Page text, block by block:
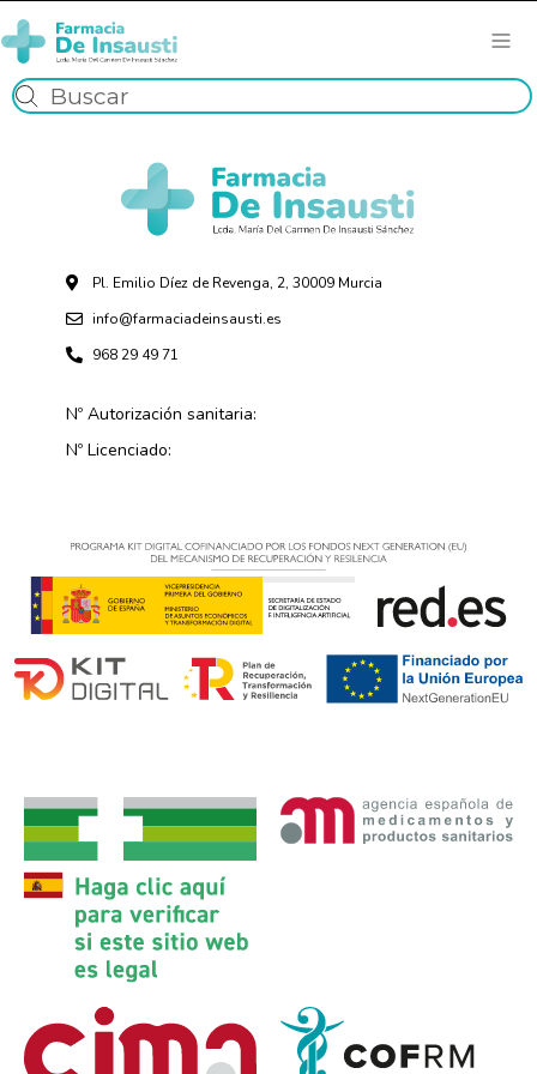
Pl. Emilio Díez de Revenga, 2, 30009 Murcia
info@farmaciadeinsausti.es
968 29 49 71
Nº Autorización sanitaria:
Nº Licenciado: